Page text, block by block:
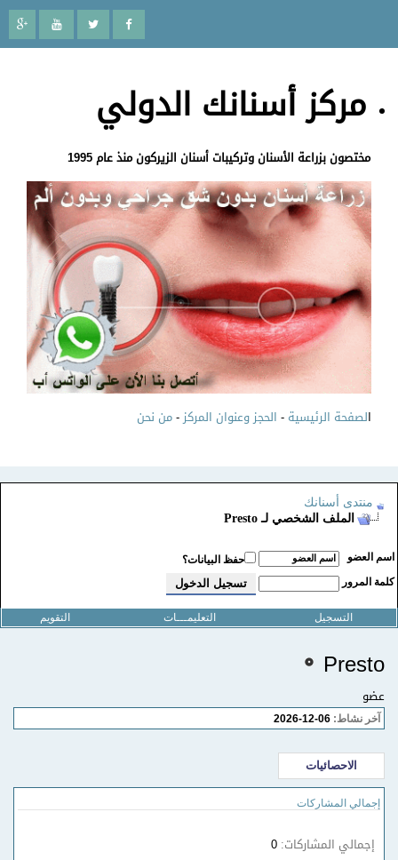
مركز أسنانك الدولي
مختصون بزراعة الأسنان وتركيبات أسنان الزيركون منذ عام 1995
لصفحة الرئيسية-الحجز وعنوان المركز-من نحن
منتدى أسنانك
الملف الشخصي لـ Presto
اسم العضو
حفظ البيانات؟
كلمة المرور
التسجيل التعليمـــات التقويم
Presto
عضو
آخر نشاط:06-12-2026
الاحصائيات
إجمالي المشاركات
إجمالي المشاركات:0